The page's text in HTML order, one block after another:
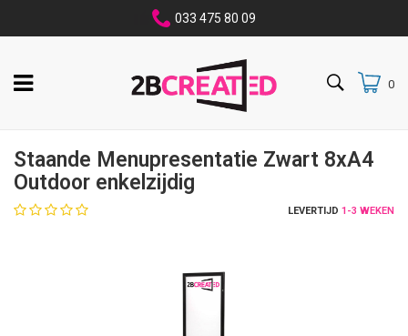
033 475 80 09
0
Staande Menupresentatie Zwart 8xA4
Outdoor enkelzijdig
LEVERTIJD 1-3 WEKEN